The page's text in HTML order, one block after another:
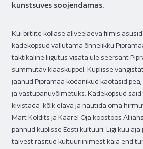
kunstsuves soojendamas.
Kui biitlite kollase allveelaeva filmis
kadekopsud vallutama õnnelikku
taktikaline liigutus visata üle seersant
summutav klaaskuppel. Kuplisse
jäänud Pipramaa kodanikud kaotasid
ja vastupanuvõimetuks. Kadekopsud
kivistada kõik elava ja nautida oma
Mart Koldits ja Kaarel Oja koostöös
pannud kuplisse Eesti kultuuri. Ligi kuu
talvest räsitud kultuuriinimest käia end